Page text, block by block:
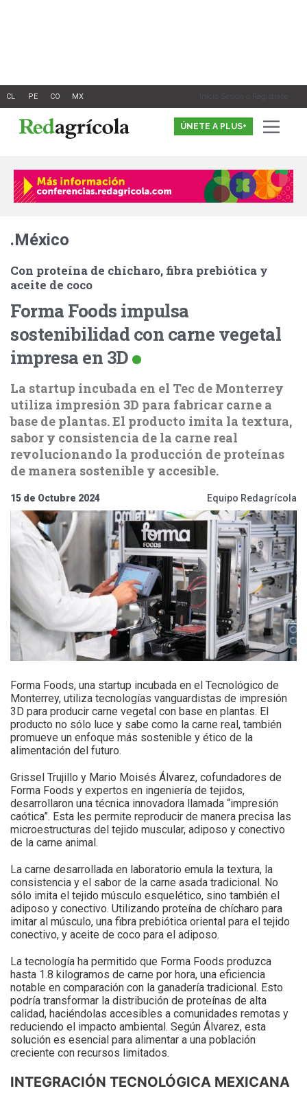
Inicia Sesión o Registrate
ÚNETE A PLUS+
.México
Con proteína de chícharo, fibra prebiótica y
aceite de coco
Forma Foods impulsa
sostenibilidad con carne vegetal
impresa en 3D
La startup incubada en el Tec de Monterrey
utiliza impresión 3D para fabricar carne a
base de plantas. El producto imita la textura,
sabor y consistencia de la carne real
revolucionando la producción de proteínas
de manera sostenible y accesible.
15 de Octubre 2024 Equipo Redagrícola
Forma Foods, una startup incubada en el Tecnológico de
Monterrey, utiliza tecnologías vanguardistas de impresión
3D para producir carne vegetal con base en plantas. El
producto no sólo luce y sabe como la carne real, también
promueve un enfoque más sostenible y ético de la
alimentación del futuro.
Grissel Trujillo y Mario Moisés Álvarez, cofundadores de
Forma Foods y expertos en ingeniería de tejidos,
desarrollaron una técnica innovadora llamada “impresión
caótica”. Esta les permite reproducir de manera precisa las
microestructuras del tejido muscular, adiposo y conectivo
de la carne animal.
La carne desarrollada en laboratorio emula la textura, la
consistencia y el sabor de la carne asada tradicional. No
sólo imita el tejido músculo esquelético, sino también el
adiposo y conectivo. Utilizando proteína de chícharo para
imitar al músculo, una fibra prebiótica oriental para el tejido
conectivo, y aceite de coco para el adiposo.
La tecnología ha permitido que Forma Foods produzca
hasta 1.8 kilogramos de carne por hora, una eficiencia
notable en comparación con la ganadería tradicional. Esto
podría transformar la distribución de proteínas de alta
calidad, haciéndolas accesibles a comunidades remotas y
reduciendo el impacto ambiental. Según Álvarez, esta
solución es esencial para alimentar a una población
creciente con recursos limitados.
INTEGRACIÓN TECNOLÓGICA MEXICANA